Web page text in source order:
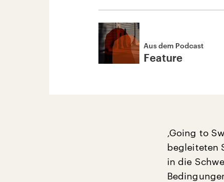
Aus dem Podcast
Feature
‚Going to
begleiteten
in die